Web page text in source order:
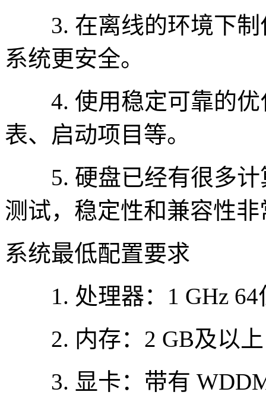
3. 在离线的环境下制
系统更安全。
4. 使用稳定可靠的优
表、启动项目等。
5. 硬盘已经有很多计
测试，稳定性和兼容性非
系统最低配置要求
1. 处理器：1 GHz 64
2. 内存：2 GB及以上
3. 显卡：带有 WDDM